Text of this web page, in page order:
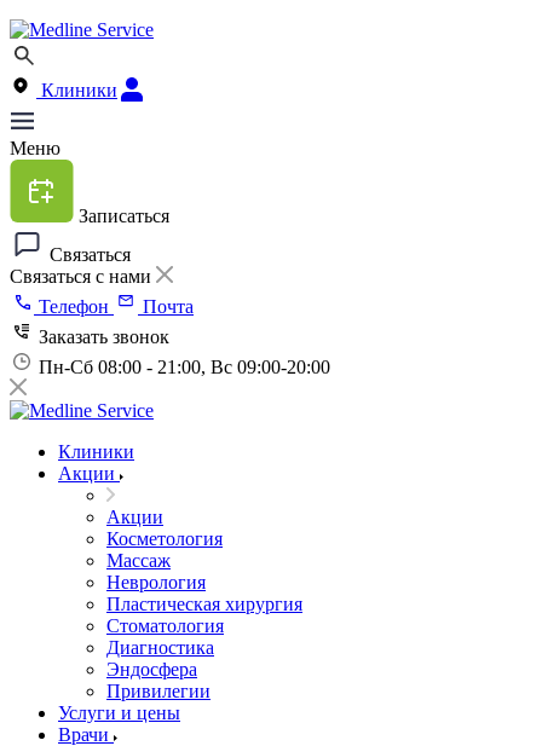
Клиники
Меню
Записаться
Связаться
Связаться с нами
Телефон
Почта
Заказать звонок
Пн-Сб 08:00 - 21:00, Вс 09:00-20:00
Клиники
Акции
Акции
Косметология
Массаж
Неврология
Пластическая хирургия
Стоматология
Диагностика
Эндосфера
Привилегии
Услуги и цены
Врачи